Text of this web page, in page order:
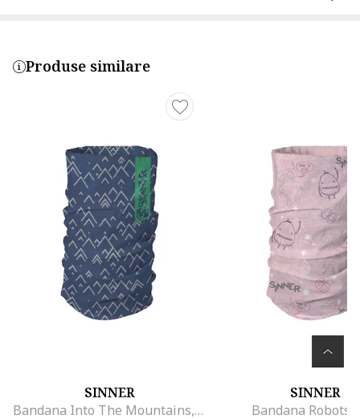
Produse similare
SINNER
Bandana Into The Mountains, Albastru
SINNER
Bandana Robots,